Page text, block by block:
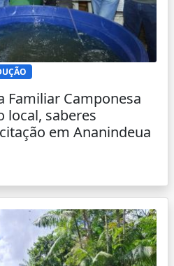
Familiar Camponesa
local, saberes
em Ananindeua